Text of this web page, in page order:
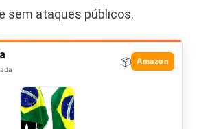
sem ataques públicos.
📦 Amazon